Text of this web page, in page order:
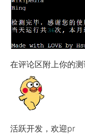
在评论区附上你的测
活跃开发，欢迎pr